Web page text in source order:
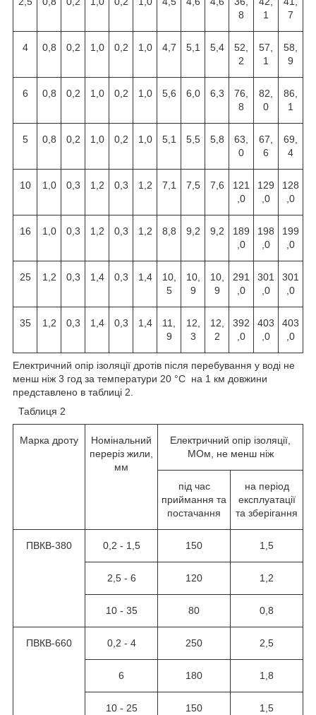
8
1
7
4 0,8 0,2 1,0 0,2 1,0 4,7 5,1 5,4
52,
2
57,
1
58,
9
6 0,8 0,2 1,0 0,2 1,0 5,6 6,0 6,3
76,
8
82,
0
86,
1
5 0,8 0,2 1,0 0,2 1,0 5,1 5,5 5,8
63,
0
67,
6
69,
4
10 1,0 0,3 1,2 0,3 1,2 7,1 7,5 7,6
121
,0
129
,0
128
,0
16 1,0 0,3 1,2 0,3 1,2 8,8 9,2 9,2
189
,0
198
,0
199
,0
25 1,2 0,3 1,4 0,3 1,4
10,
5
10,
9
10,
9
291
,0
301
,0
301
,0
35 1,2 0,3 1,4 0,3 1,4
11,
9
12,
3
12,
2
392
,0
403
,0
403
,0
Електричний опір ізоляції дротів після перебування у воді не
менш ніж 3 год за температури 20 °C на 1 км довжини
представлено в таблиці 2.
Таблиця 2
Марка дроту
Номінальний
переріз жили,
мм
Електричний опір ізоляції,
МОм, не менш ніж
під час
приймання та
постачання
на період
експлуатації
та зберігання
ПВКВ-380 0,2 - 1,5 150 1,5
2,5 - 6 120 1,2
10 - 35 80 0,8
ПВКВ-660 0,2 - 4 250 2,5
6 180 1,8
10 - 25 150 1,5